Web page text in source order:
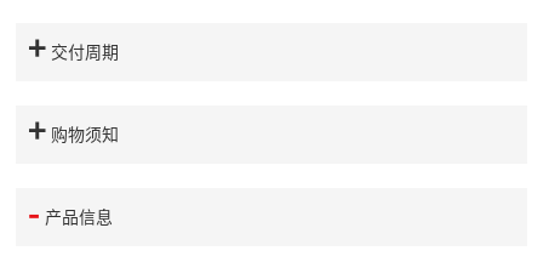
交付周期
购物须知
产品信息